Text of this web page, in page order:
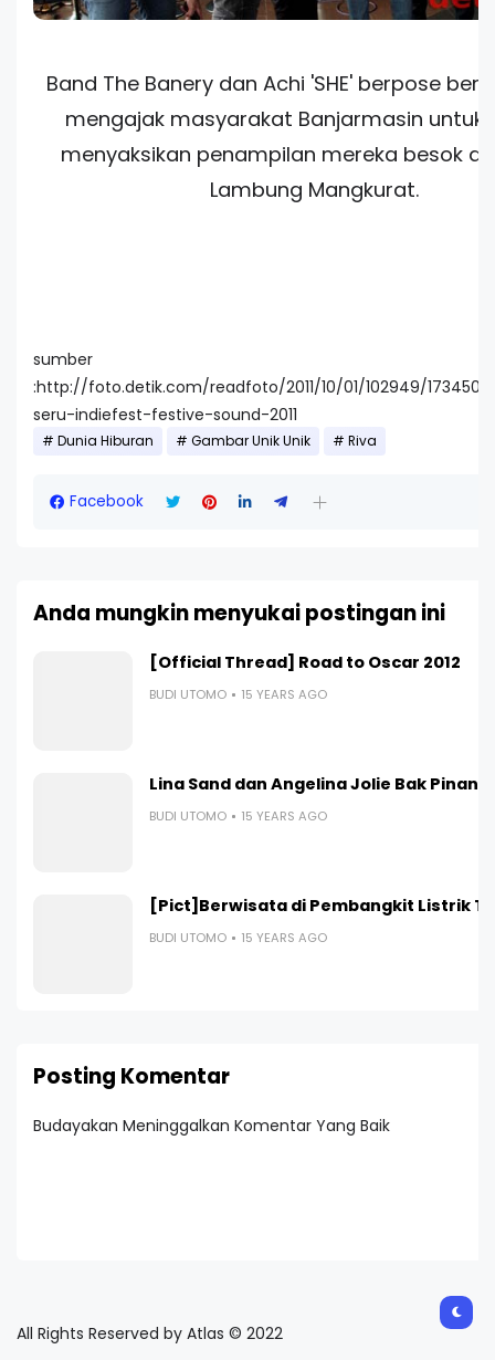
Band The Banery dan Achi 'SHE' berpose
mengajak masyarakat Banjarmasin untuk
menyaksikan penampilan mereka besok di
Lambung Mangkurat.
sumber
:http://foto.detik.com/readfoto/2011/10/01/102949/
seru-indiefest-festive-sound-2011
Dunia Hiburan Gambar Unik Unik Riva
Facebook
Anda mungkin menyukai postingan ini
[Official Thread] Road to Oscar 2012
BUDI UTOMO 15 YEARS AGO
Lina Sand dan Angelina Jolie Bak Pinang
BUDI UTOMO 15 YEARS AGO
[Pict]Berwisata di Pembangkit Listrik
BUDI UTOMO 15 YEARS AGO
Posting Komentar
Budayakan Meninggalkan Komentar Yang Baik
All Rights Reserved by Atlas © 2022